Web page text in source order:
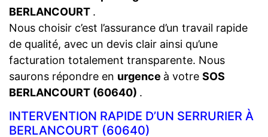
BERLANCOURT .
Nous choisir c’est l’assurance d’un travail rapide
de qualité, avec un devis clair ainsi qu’une
facturation totalement transparente. Nous
saurons répondre en urgence à votre SOS
BERLANCOURT (60640) .
INTERVENTION RAPIDE D’UN SERRURIER À
BERLANCOURT (60640)